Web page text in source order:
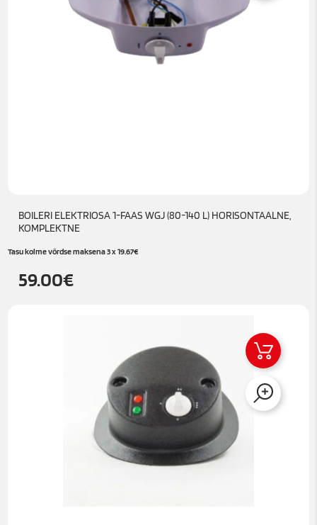
BOILERI ELEKTRIOSA 1-FAAS WGJ (80-140 L) HORISONTAALNE,
KOMPLEKTNE
59.00€
Tasu kolme võrdse maksena 3 x19.67€